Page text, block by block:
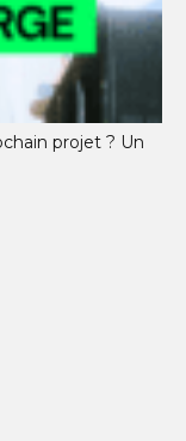
projet ? Un